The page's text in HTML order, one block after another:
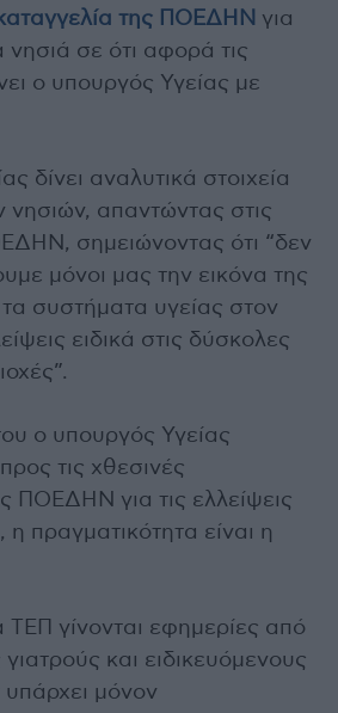
της ΠΟΕΔΗΝ για
νησιά σε ότι αφορά τις
ο υπουργός Υγείας με
δίνει αναλυτικά στοιχεία
νησιών, απαντώντας στις
σημειώνοντας ότι “δεν
μόνοι μας την εικόνα της
συστήματα υγείας στον
ειδικά στις δύσκολες
ο υπουργός Υγείας
τις χθεσινές
ΠΟΕΔΗΝ για τις ελλείψεις
πραγματικότητα είναι η
γίνονται εφημερίες από
γιατρούς και ειδικευόμενους
μόνον